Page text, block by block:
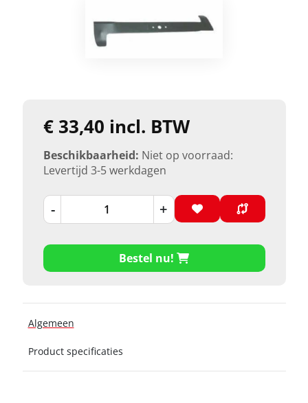
€ 33,40 incl. BTW
Beschikbaarheid: Niet op voorraad:
Levertijd 3-5 werkdagen
- +
Bestel nu!
Algemeen
Product specificaties